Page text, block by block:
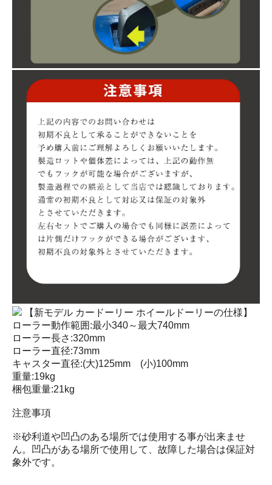
【新モデル カードーリー ホイールドーリーの仕様】
ローラー動作範囲:最小340～最大740mm
ローラー長さ:320mm
ローラー直径:73mm
キャスター直径:(大)125mm (小)100mm
重量:19kg
梱包重量:21kg
注意事項
※砂利道や凹凸のある場所では使用する事が出来ませ
ん。凹凸がある場所で使用して、故障した場合は保証対
象外です。